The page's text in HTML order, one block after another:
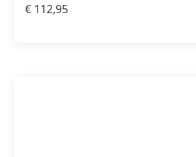
€ 112,95